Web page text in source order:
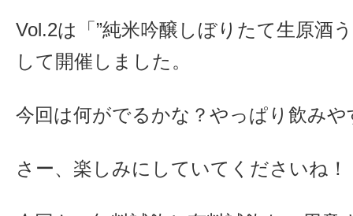
Vol.2は「”純米吟醸しぼりたて生原酒
して開催しました。
今回は何がでるかな？やっぱり飲み
さー、楽しみにしていてくださいね！